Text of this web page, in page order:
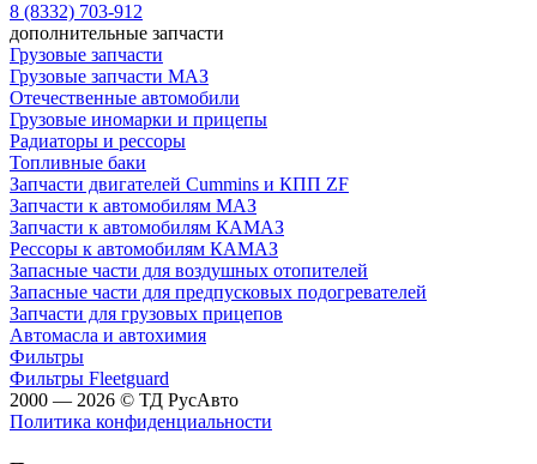
8 (8332) 703-912
дополнительные запчасти
Грузовые запчасти
Грузовые запчасти МАЗ
Отечественные автомобили
Грузовые иномарки и прицепы
Радиаторы и рессоры
Топливные баки
Запчасти двигателей Cummins и КПП ZF
Запчасти к автомобилям МАЗ
Запчасти к автомобилям КАМАЗ
Рессоры к автомобилям КАМАЗ
Запасные части для воздушных отопителей
Запасные части для предпусковых подогревателей
Запчасти для грузовых прицепов
Автомасла и автохимия
Фильтры
Фильтры Fleetguard
2000 — 2026 © ТД РусАвто
Политика конфиденциальности